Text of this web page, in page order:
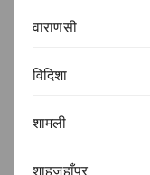
वाराणसी
विदिशा
शामली
शाहजहाँपुर